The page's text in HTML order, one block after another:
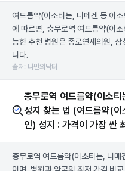
여드름약(이소티논, 니메겐 등 이
에 따르면, 충무로역 여드름약(이
능한 추천 병원은 종로연세의원,
니다.
출처: 나만의닥터
충무로역 여드름약(이소
성지 찾는 법 (여드름약(이
인) 성지 : 가격이 가장 싼
충무로역 여드름약(이소티논, 니